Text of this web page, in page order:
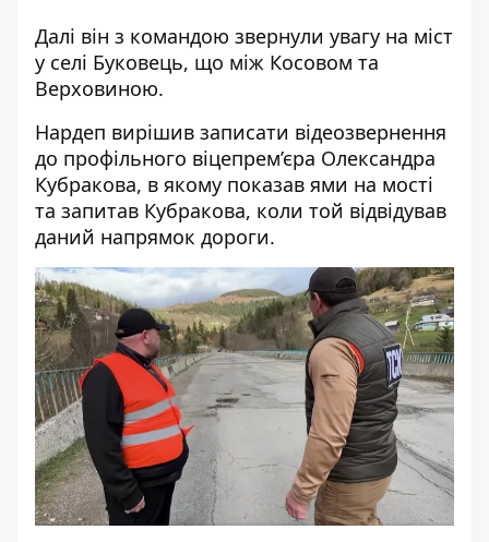
Далі він з командою звернули увагу на міст
у селі Буковець, що між Косовом та
Верховиною.
Нардеп вирішив записати відеозвернення
до профільного віцепрем’єра Олександра
Кубракова, в якому показав ями на мості
та запитав Кубракова, коли той відвідував
даний напрямок дороги.